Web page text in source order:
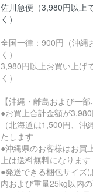
佐川急便（3,980円以上
く）
全国一律：900円（沖縄
く）
3,980円以上お買い上げ
く）
【沖縄・離島および一
●お買上合計金額が
（北海道は1,500円、
たします
●沖縄県のお客様はお買
上は送料無料になります
●発送できる梱包サイズ
内および重量25kg以内